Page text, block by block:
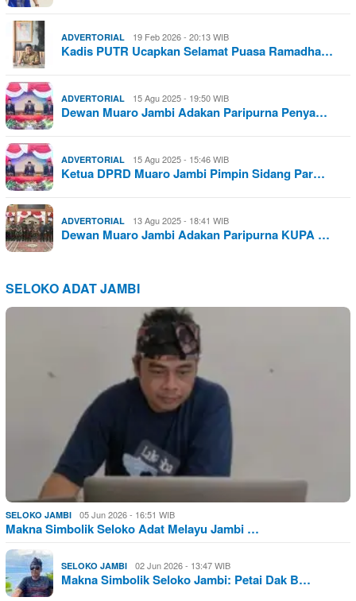
ADVERTORIAL 19 Feb 2026 - 20:13 WIB
Kadis PUTR Ucapkan Selamat Puasa Ramadha…
ADVERTORIAL 15 Agu 2025 - 19:50 WIB
Dewan Muaro Jambi Adakan Paripurna Penya…
ADVERTORIAL 15 Agu 2025 - 15:46 WIB
Ketua DPRD Muaro Jambi Pimpin Sidang Par…
ADVERTORIAL 13 Agu 2025 - 18:41 WIB
Dewan Muaro Jambi Adakan Paripurna KUPA …
SELOKO ADAT JAMBI
SELOKO JAMBI 05 Jun 2026 - 16:51 WIB
Makna Simbolik Seloko Adat Melayu Jambi …
SELOKO JAMBI 02 Jun 2026 - 13:47 WIB
Makna Simbolik Seloko Jambi: Petai Dak B…